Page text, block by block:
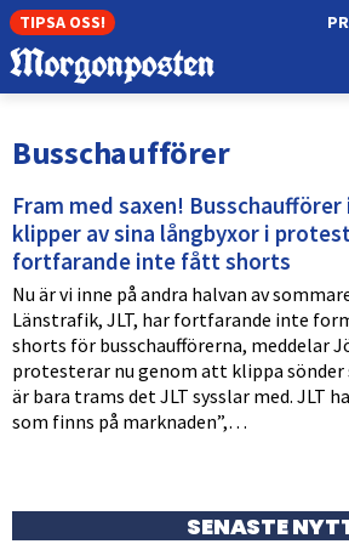
TIPSA OSS!
Busschaufförer
Fram med saxen!
klipper av sina långbyxor i
fortfarande inte fått shorts
Nu är vi inne på andra halvan av
Länstrafik, JLT, har fortfarande inte
shorts för busschaufförerna, meddelar
protesterar nu genom att klippa sönder
är bara trams det JLT sysslar med. JLT
som finns på marknaden”,…
SENASTE